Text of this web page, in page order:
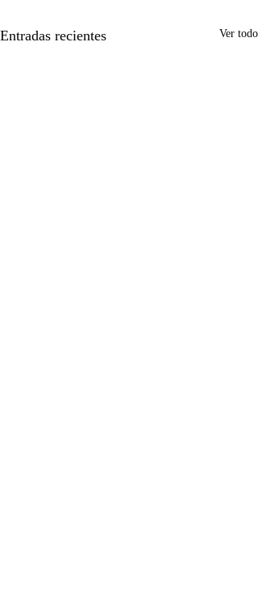
Entradas recientes Ver todo